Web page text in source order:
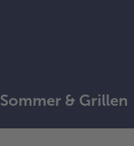
Sommer & Grillen